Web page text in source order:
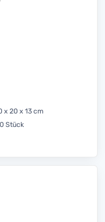
x 20 x 13 cm
Stück